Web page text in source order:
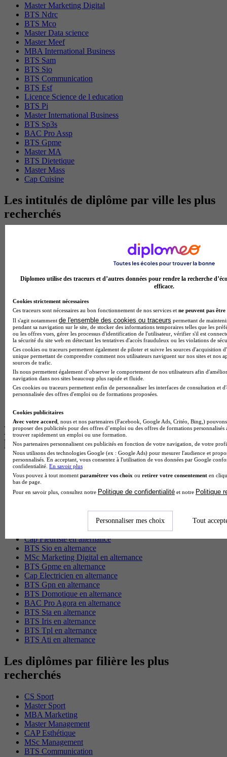
Master Marketing Digital
BTS Ndrc
BTS Mco
Master Data science
Master Meef
MBA International Business
BTS Sam
BTS Sio
BTS Communication
BTS Esf
Licence Science de l education
BTS Pi
Master International Business
BTS Sp3s
BAC Pro Assp
BTS Gpme
Master MA
BTS Dietetique
Master Mass
Cap Cuisine
Les intitulés de diplôme par ville les plus
recherchés
Master Psychologie à Lille
Master Psychologie à Paris
Master Meef à Lyon
Master Meef à Paris
BTS Tourisme à Bordeaux
BTS Tourisme à Lyon
BTS Tourisme à Paris
BTS Tourisme à Toulouse
Licence Psychologie à Lille
Master Informatique à Paris
BTS Communication à Bordeaux
Master Psychologie à Angers
BTS Communication à Lyon
BTS Ndrc à Lyon
Les intitulés de diplôme par alternance
les plus recherchés
BTS Esf en alternance
BTS Dietetique en alternance
BTS Mco en alternance
BTS Pi en alternance
Master CCA en alternance
BTS Ndrc en alternance
BTS Sam en alternance
Cap Fleuriste en alternance
BTS Sio en alternance
MSc Marketing Digital en alternance
BTS Gpme en alternance
Cap Electricien en alternance
BTS Gpn en alternance
BTS Domotique en alternance
BAC Pro Agora en alternance
BTS Sta en alternance
BTS Iris en alternance
BTS Tpl en alternance
BTS Ati en alternance
Les diplômes par filière les plus
recherchés
CS Sport
Master Sport
MBA Marketing
Master Management
CAP Esthétique
MSc Management
BTS Communication
Diplomeo utilise des traceurs et d’autres données pour rendre la recherche
efficace.
Cookies strictement nécessaires
Ces traceurs sont nécessaires au bon fonctionnement de nos services et ne peuvent pas être
Il s'agit notamment de l'ensemble des cookies ou traceurs permettant de
pendant sa navigation sur le site, de stocker des informations temporaires telles que les
ou les offres vues, gérer les processus d'identification de l'utilisateur, vérifier s'il est
la sécurité du site web en détectant les tentatives d'accès frauduleux ou les violations de
Ces cookies ou traceurs permettent également de piloter et suivre les sources d'acquisition
unique permettant de comprendre comment nos utilisateurs naviguent sur nos sites et nos
sources de trafic.
Ils nous permettent également d’observer le comportement de nos utilisateurs afin
navigation dans nos sites beaucoup plus rapide et fluide.
Ces cookies ou traceurs permettent enfin de personnaliser les interfaces de consultation et
personnalisée des offres d'emploi ou de formations proposées.
Cookies publicitaires
Avec votre accord , nous et nos partenaires (Facebook, Google Ads, Critéo, Bing,)
proposer des publicités pour des offres d’emploi ou des offres de formations
trouver rapidement un emploi ou une formation.
Nos partenaires personnalisent ces publicités en fonction de votre navigation, de votre
Nous utilisons des technologies Google (ex : Google Ads) pour mesurer l'audience et
personnalisés. En acceptant, vous consentez à l'utilisation de vos données par Google
confidentialité. En savoir plus
Vous pouvez à tout moment paramétrer vos choix ou retirer votre consentement en
bas de page.
Pour en savoir plus, consultez notre Politique de confidentialité et notre Politique
Personnaliser mes choix Tout